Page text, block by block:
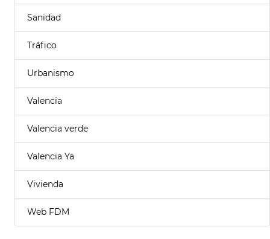
Sanidad
Tráfico
Urbanismo
Valencia
Valencia verde
Valencia Ya
Vivienda
Web FDM